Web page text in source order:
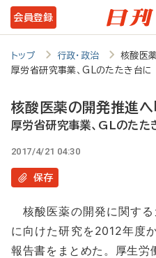
メ
イ
コ
ン
テ
ツ
に
動
会員登録
トップ 行政・政治
核酸医
厚労省研究事業、GLのたたき台に
核酸医薬の開発推進へ
厚労省研究事業、GLのたた
2017/4/21 04:30
保存
核酸医薬の開発に関す
に向けた研究を2012年度
報告書をまとめた。厚生労